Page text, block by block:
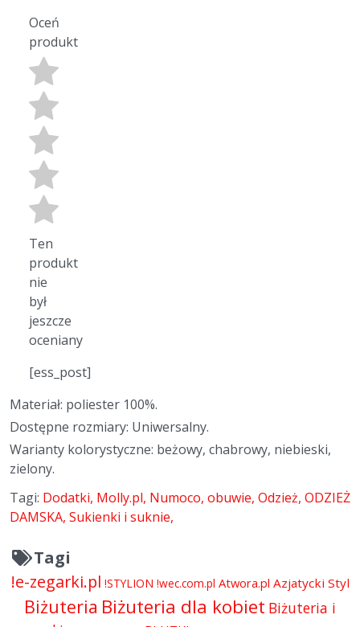
Oceń
produkt
Ten
produkt
nie
był
jeszcze
oceniany
[ess_post]
Materiał: poliester 100%.
Dostępne rozmiary: Uniwersalny.
Warianty kolorystyczne: beżowy, chabrowy, niebieski,
zielony.
Tagi: Dodatki Molly.pl Numoco obuwie Odzież ODZIEŻ
DAMSKA Sukienki i suknie
Tagi
!e-zegarki.pl !STYLION !wec.com.pl Atwora.pl Azjatycki Styl
Biżuteria Biżuteria dla kobiet Biżuteria i